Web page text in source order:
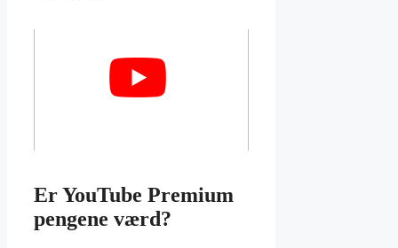
Er YouTube Premium
pengene værd?